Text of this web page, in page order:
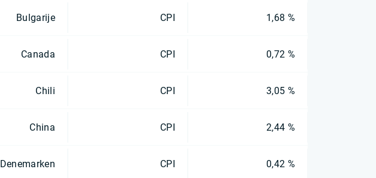
Bulgarije CPI 1,68 %
Canada CPI 0,72 %
Chili CPI 3,05 %
China CPI 2,44 %
Denemarken CPI 0,42 %